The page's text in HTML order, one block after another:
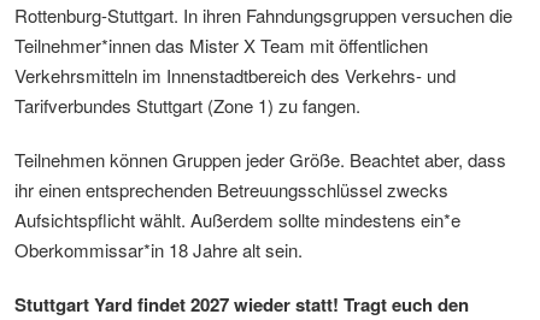
Rottenburg-Stuttgart. In ihren Fahndungsgruppen versuchen die
Teilnehmer*innen das Mister X Team mit öffentlichen
Verkehrsmitteln im Innenstadtbereich des Verkehrs- und
Tarifverbundes Stuttgart (Zone 1) zu fangen.
Teilnehmen können Gruppen jeder Größe. Beachtet aber, dass
ihr einen entsprechenden Betreuungsschlüssel zwecks
Aufsichtspflicht wählt. Außerdem sollte mindestens ein*e
Oberkommissar*in 18 Jahre alt sein.
Stuttgart Yard findet 2027 wieder statt! Tragt euch den